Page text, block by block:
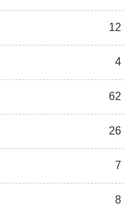
12
4
62
26
7
8